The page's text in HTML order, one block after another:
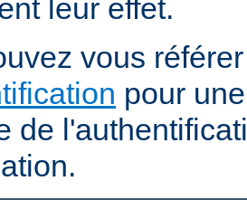
leur effet.
vous
pour
de